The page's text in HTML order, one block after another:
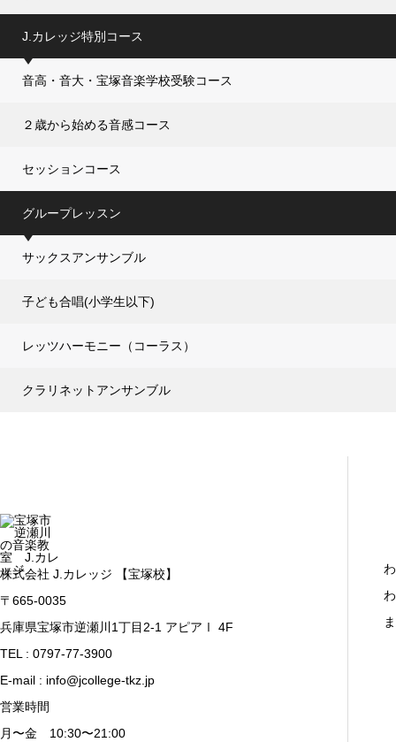
J.カレッジ特別コース
音高・音大・宝塚音楽学校受験コース
２歳から始める音感コース
セッションコース
グループレッスン
サックスアンサンブル
子ども合唱(小学生以下)
レッツハーモニー（コーラス）
クラリネットアンサンブル
株式会社 J.カレッジ 【宝塚校】
〒665-0035
兵庫県宝塚市逆瀬川1丁目2-1 アピアⅠ 4F
TEL : 0797-77-3900
E-mail : info@jcollege-tkz.jp
営業時間
月〜金 10:30〜21:00